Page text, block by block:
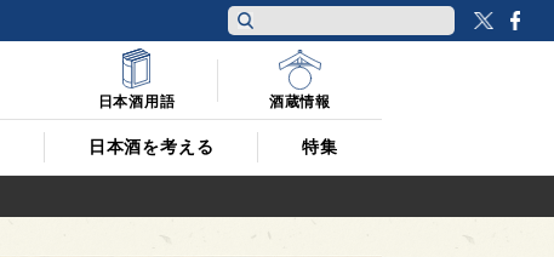
日本酒を考える 特集
日本酒用語 酒蔵情報